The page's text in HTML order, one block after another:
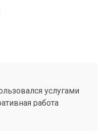
нас — это
коробки всегда
(заказ №
услугами
работа